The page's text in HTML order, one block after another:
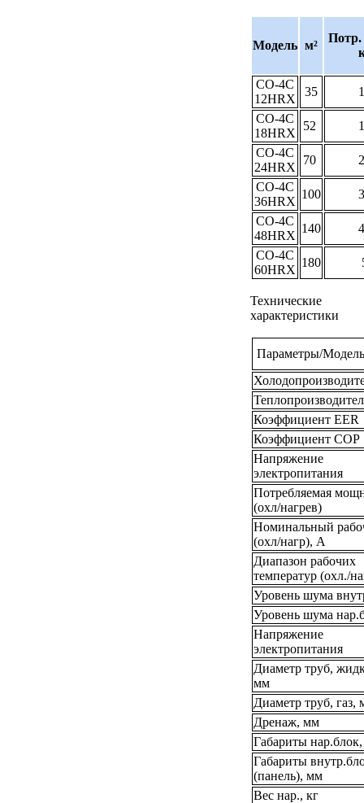
Модель м²
Потр.
CO-4C
12HRX
35
CO-4C
18HRX
52
CO-4C
24HRX
70
CO-4C
36HRX
100
CO-4C
48HRX
140
CO-4C
60HRX
180
Технические
характеристики
Параметры/Модель
Коэффициент EER
Коэффициент COP
Напряжение
электропитания
Потребляемая
(охл/нагрев)
Номинальный
(охл/нагр), А
Диапазон рабочих
температур (охл./
Уровень шума
Уровень шума
Напряжение
электропитания
Диаметр труб,
мм
Диаметр труб, газ,
Дренаж, мм
Габариты
Габариты
(панель), мм
Вес нар., кг